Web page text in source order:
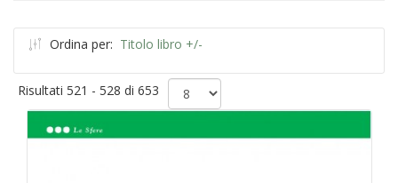
Ordina per: Titolo libro +/-
Risultati 521 - 528 di 653